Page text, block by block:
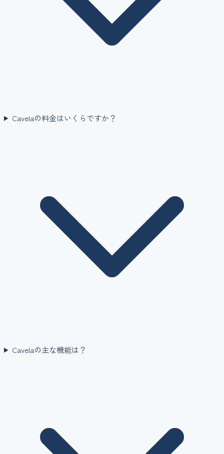
Cavelaの料金はいくらですか？
Cavelaの主な機能は？